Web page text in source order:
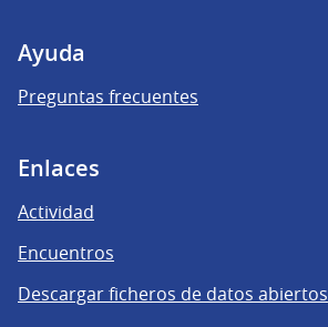
Ayuda
Preguntas frecuentes
Enlaces
Actividad
Encuentros
Descargar ficheros de datos abiertos